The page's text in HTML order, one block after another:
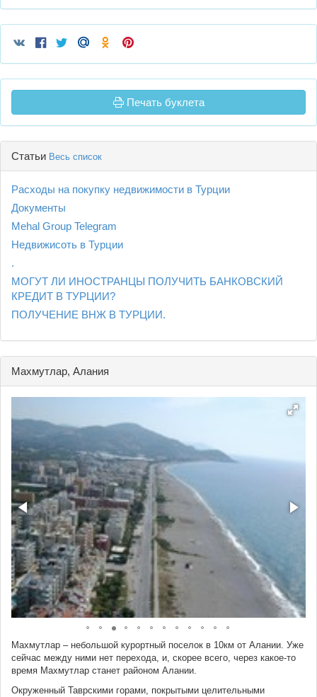
Печать буклета
Статьи Весь список
Расходы на покупку недвижимости в Турции
Документы
Mehal Group Telegram
Недвижисоть в Турции
.
МОГУТ ЛИ ИНОСТРАНЦЫ ПОЛУЧИТЬ БАНКОВСКИЙ
КРЕДИТ В ТУРЦИИ?
ПОЛУЧЕНИЕ ВНЖ В ТУРЦИИ.
Махмутлар, Алания
Махмутлар – небольшой курортный поселок в 10км от Алании. Уже
сейчас между ними нет перехода, и, скорее всего, через какое-то
время Махмутлар станет районом Алании.
Окруженный Таврскими горами, покрытыми целительными